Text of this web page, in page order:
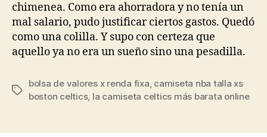
chimenea. Como era ahorradora y no tenía un
mal salario, pudo justificar ciertos gastos. Quedó
como una colilla. Y supo con certeza que
aquello ya no era un sueño sino una pesadilla.
Etiquetas
bolsa de valores x renda fixa, camiseta nba talla xs
boston celtics, la camiseta celtics más barata online